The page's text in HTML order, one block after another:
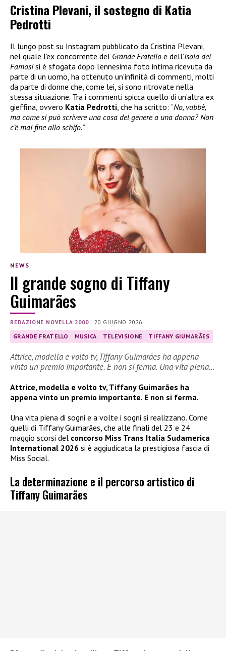
Cristina Plevani, il sostegno di Katia
Pedrotti
Il lungo post su Instagram pubblicato da Cristina Plevani,
nel quale l’ex concorrente del Grande Fratello e dell’Isola dei
Famosisi è sfogata dopo l’ennesima foto intima ricevuta da
parte di un uomo, ha ottenuto un’infinità di commenti, molti
da parte di donne che, come lei, si sono ritrovate nella
stessa situazione. Tra i commenti spicca quello di un’altra ex
gieffina, ovvero Katia Pedrotti, che ha scritto: “No, vabbè,
ma come si può scrivere una cosa del genere a una donna? Non
c’è mai fine allo schifo.”
NEWS
Il grande sogno di Tiffany
Guimarães
REDAZIONE NOVELLA 2000|20 GIUGNO 2026
GRANDE FRATELLO MUSICA TELEVISIONE TIFFANY GIUMARÃES
Attrice, modella e volto tv, Tiffany Guimarães ha appena
vinto un premio importante. E non si ferma. Una vita piena…
Attrice, modella e volto tv, Tiffany Guimarães ha
appena vinto un premio importante. E non si ferma.
Una vita piena di sogni e a volte i sogni si realizzano. Come
quelli di Tiffany Guimarães, che alle finali del 23 e 24
maggio scorsi del concorso Miss Trans Italia Sudamerica
International 2026 si è aggiudicata la prestigiosa fascia di
Miss Social.
La determinazione e il percorso artistico di
Tiffany Guimarães